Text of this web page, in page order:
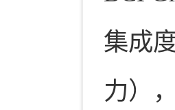
集成
力）